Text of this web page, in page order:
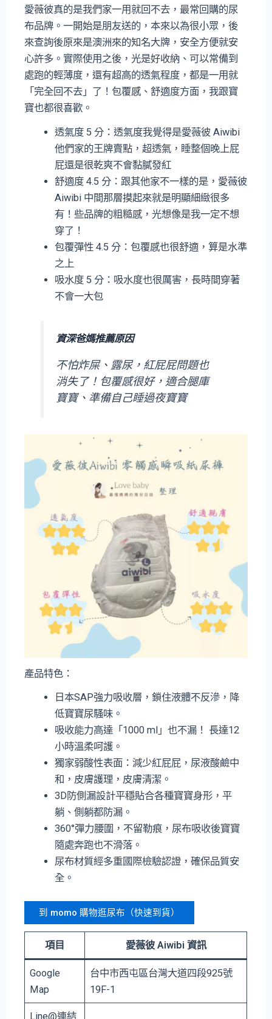
愛薇彼真的是我們家一用就回不去，最常回購的尿
布品牌。一開始是朋友送的，本來以為很小眾，後
來查詢後原來是澳洲來的知名大牌，安全方便就安
心許多。實際使用之後，光是好收納、可以常備到
處跑的輕薄度，還有超高的透氣程度，都是一用就
「完全回不去」了！包覆感、舒適度方面，我跟寶
寶也都很喜歡。
透氣度 5 分：透氣度我覺得是愛薇彼 Aiwibi
他們家的王牌賣點，超透氣，睡整個晚上屁
屁還是很乾爽不會黏膩發紅
舒適度 4.5 分：跟其他家不一樣的是，愛薇彼
Aiwibi 中間那層摸起來就是明顯細緻很多
有！些品牌的粗糙感，光想像是我一定不想
穿了！
包覆彈性 4.5 分：包覆感也很舒適，算是水準
之上
吸水度 5 分：吸水度也很厲害，長時間穿著
不會一大包
資深爸媽推薦原因
不怕炸屎、露尿，紅屁屁問題也
消失了！包覆感很好，適合腿庫
寶寶、準備自己睡過夜寶寶
產品特色：
日本SAP強力吸收層，鎖住液體不反滲，降
低寶寶尿騷味。
吸收能力高達「1000 ml」也不漏！ ⻑達12
小時溫柔呵護。
獨家弱酸性表面：減少紅屁屁，尿液酸鹼中
和，皮膚護理，皮膚清潔。
3D防側漏設計平穩貼合各種寶寶身形，平
躺、側躺都防漏。
360°彈力腰圍，不留勒痕，尿布吸收後寶寶
隨處奔跑也不滑落。
尿布材質經多重國際檢驗認證，確保品質安
全。
到 momo 購物逛尿布（快速到貨）
項目 愛薇彼 Aiwibi 資訊
Google
Map
台中市⻄屯區台灣大道四段925號
19F-1
Line@連結